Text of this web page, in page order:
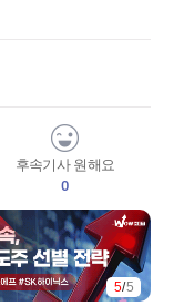
후속기사 원해요
0
5/5